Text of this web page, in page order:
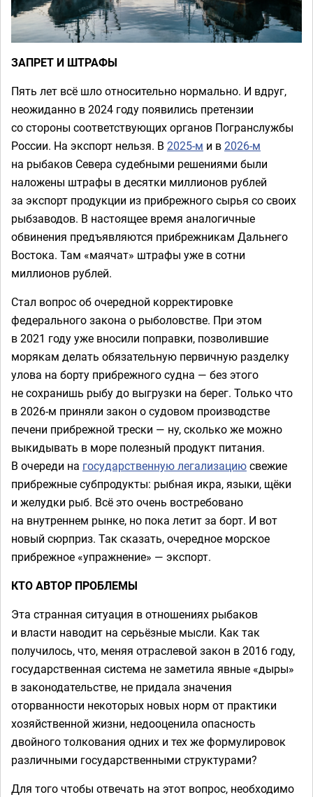
ЗАПРЕТ И ШТРАФЫ
Пять лет всё шло относительно нормально. И вдруг,
неожиданно в 2024 году появились претензии
со стороны соответствующих органов Погранслужбы
России. На экспорт нельзя. В 2025-м и в2026-м
на рыбаков Севера судебными решениями были
наложены штрафы в десятки миллионов рублей
за экспорт продукции из прибрежного сырья со своих
рыбзаводов. В настоящее время аналогичные
обвинения предъявляются прибрежникам Дальнего
Востока. Там «маячат» штрафы уже в сотни
миллионов рублей.
Стал вопрос об очередной корректировке
федерального закона о рыболовстве. При этом
в 2021 году уже вносили поправки, позволившие
морякам делать обязательную первичную разделку
улова на борту прибрежного судна — без этого
не сохранишь рыбу до выгрузки на берег. Только что
в 2026-м приняли закон о судовом производстве
печени прибрежной трески — ну, сколько же можно
выкидывать в море полезный продукт питания.
В очереди на государственную легализациюсвежие
прибрежные субпродукты: рыбная икра, языки, щёки
и желудки рыб. Всё это очень востребовано
на внутреннем рынке, но пока летит за борт. И вот
новый сюрприз. Так сказать, очередное морское
прибрежное «упражнение» — экспорт.
КТО АВТОР ПРОБЛЕМЫ
Эта странная ситуация в отношениях рыбаков
и власти наводит на серьёзные мысли. Как так
получилось, что, меняя отраслевой закон в 2016 году,
государственная система не заметила явные «дыры»
в законодательстве, не придала значения
оторванности некоторых новых норм от практики
хозяйственной жизни, недооценила опасность
двойного толкования одних и тех же формулировок
различными государственными структурами?
Для того чтобы отвечать на этот вопрос, необходимо